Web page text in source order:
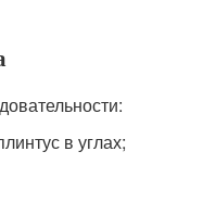
в углах;